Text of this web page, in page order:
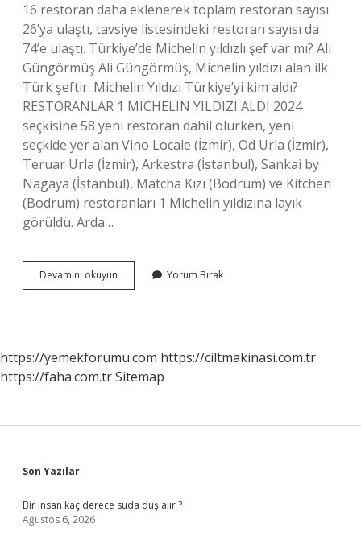
16 restoran daha eklenerek toplam restoran sayısı
26’ya ulaştı, tavsiye listesindeki restoran sayısı da
74’e ulaştı. Türkiye’de Michelin yıldızlı şef var mı? Ali
Güngörmüş Ali Güngörmüş, Michelin yıldızı alan ilk
Türk şeftir. Michelin Yıldızı Türkiye’yi kim aldı?
RESTORANLAR 1 MICHELIN YILDIZI ALDI 2024
seçkisine 58 yeni restoran dahil olurken, yeni
seçkide yer alan Vino Locale (İzmir), Od Urla (İzmir),
Teruar Urla (İzmir), Arkestra (İstanbul), Sankai by
Nagaya (İstanbul), Matcha Kızı (Bodrum) ve Kitchen
(Bodrum) restoranları 1 Michelin yıldızına layık
görüldü. Arda…
Devamını okuyun Michelin
Yıldızı
Yorum Bırak
https://yemekforumu.com https://ciltmakinasi.com.tr
https://faha.com.trSitemap
Sidebar
Son Yazılar
Bir insan kaç derece suda duş alır ?
Ağustos 6, 2026